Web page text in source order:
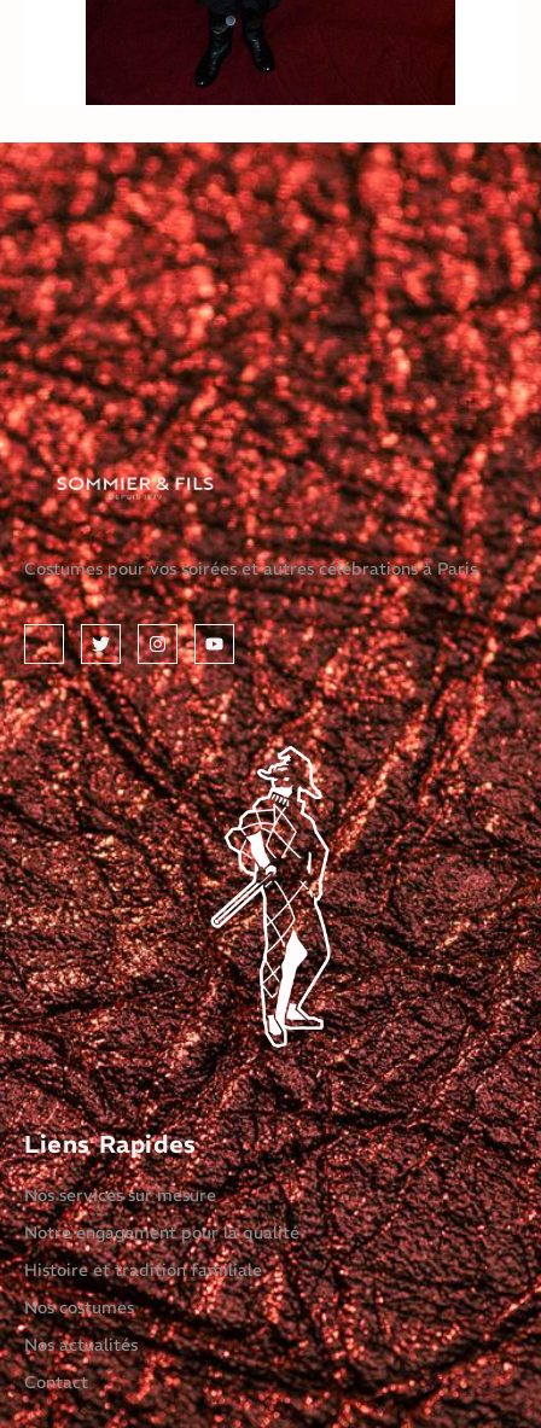
Costumes pour vos soirées et autres célébrations à Paris
Liens Rapides
Nos services sur mesure
Notre engagement pour la qualité
Histoire et tradition familiale
Nos costumes
Nos actualités
Contact